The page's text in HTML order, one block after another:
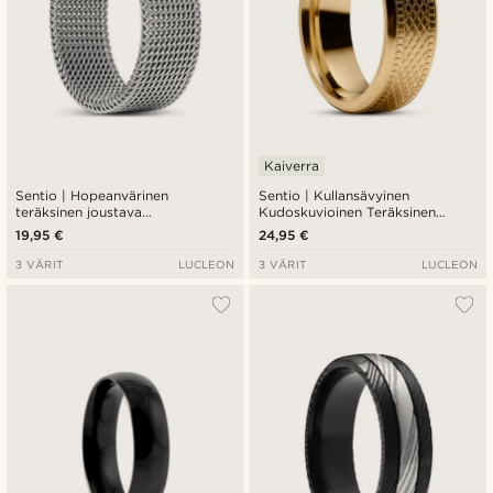
Sentio | Hopeanvärinen
teräksinen joustava
verkkosormus
19,95 €
3 VÄRIT LUCLEON
Sentio | Kullansävyinen
Kudoskuvioinen Teräksinen
Sormus
Kaiverra
24,95 €
3 VÄRIT LUCLEON